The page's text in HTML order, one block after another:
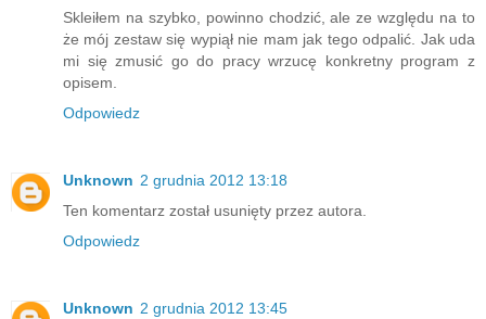
Skleiłem na szybko, powinno chodzić, ale ze względu na to
że mój zestaw się wypiął nie mam jak tego odpalić. Jak uda
mi się zmusić go do pracy wrzucę konkretny program z
opisem.
Odpowiedz
Unknown 2 grudnia 2012 13:18
Ten komentarz został usunięty przez autora.
Odpowiedz
Unknown 2 grudnia 2012 13:45